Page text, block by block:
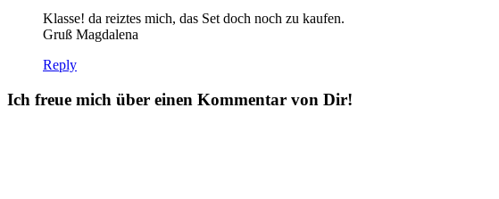
Klasse! da reiztes mich, das Set doch noch zu kaufen.
Gruß Magdalena
Reply
Ich freue mich über einen Kommentar von Dir!